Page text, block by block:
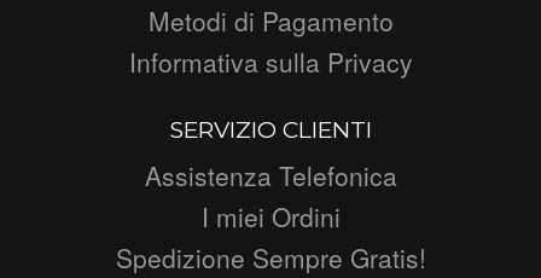
Metodi di Pagamento
Informativa sulla Privacy
SERVIZIO CLIENTI
Assistenza Telefonica
I miei Ordini
Spedizione Sempre Gratis!